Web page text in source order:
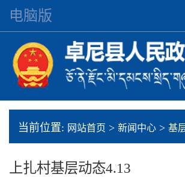
电脑版
当前位置: 网站首页 > 新闻中心 > 基
上扎村基层动态4.13